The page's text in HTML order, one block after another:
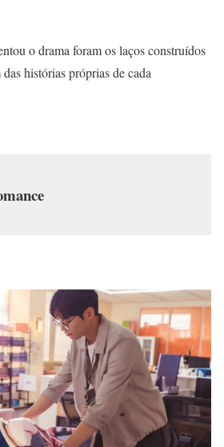
o drama foram os laços construídos
histórias próprias de cada